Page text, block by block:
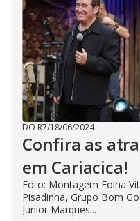
DO R7/18/06/2024
Confira as
em Cariacica!
Foto: Montagem Folha
Pisadinha, Grupo Bom
Junior Marques...